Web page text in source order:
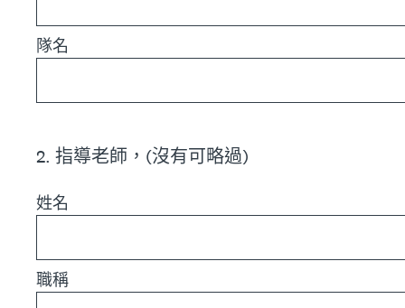
隊名
2. 指導老師，(沒有可略過)
姓名
職稱